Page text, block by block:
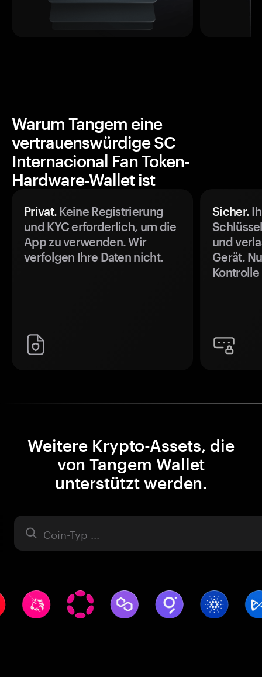
Warum Tangem eine
vertrauenswürdige SC
Internacional Fan Token-
Hardware-Wallet ist
Privat. Keine Registrierung
und KYC erforderlich, um die
App zu verwenden. Wir
verfolgen Ihre Daten nicht.
Sicher.
und
Gerät.
Weitere Krypto-Assets, die
von Tangem Wallet
unterstützt werden.
Asset